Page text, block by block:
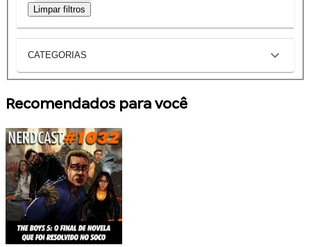
Limpar filtros
CATEGORIAS
Recomendados para você